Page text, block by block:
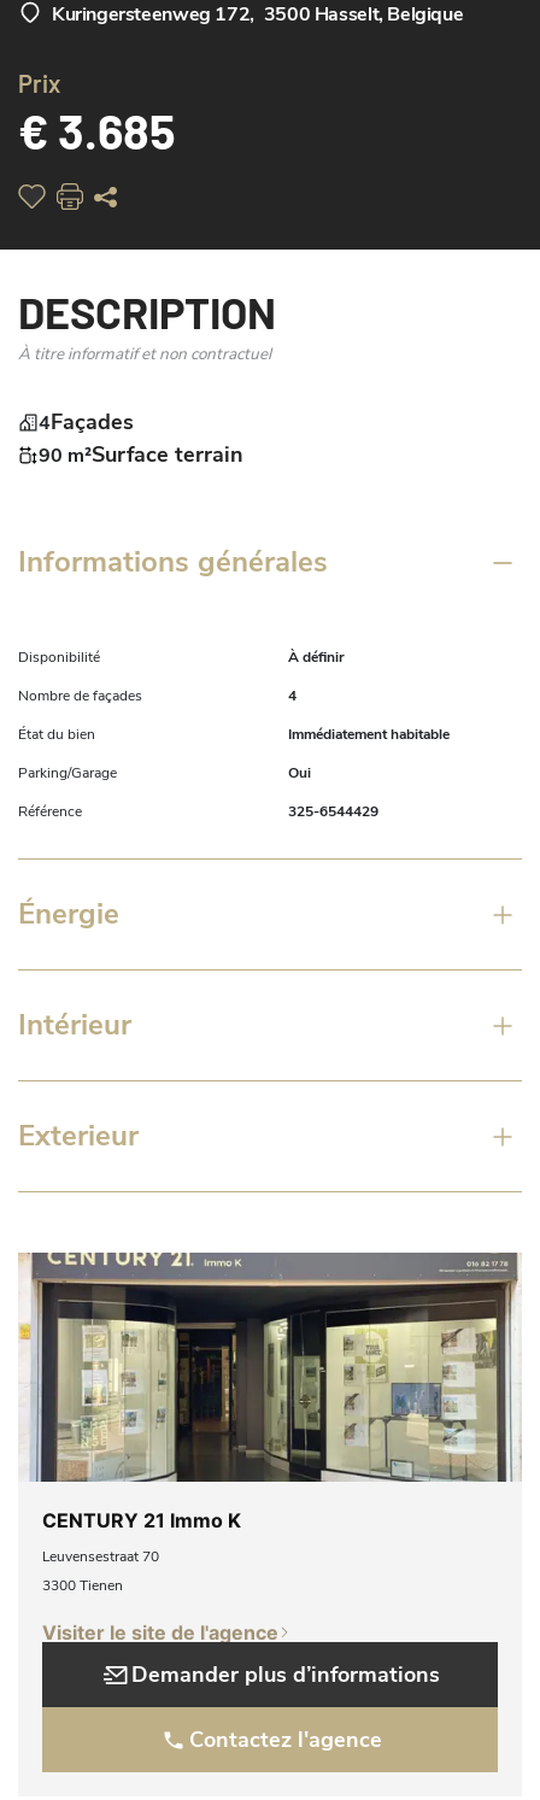
Kuringersteenweg 172, 3500 Hasselt, Belgique
Prix
€ 3.685
DESCRIPTION
À titre informatif et non contractuel
4Façades
90 m²Surface terrain
Informations générales
Disponibilité
À définir
Nombre de façades
4
État du bien
Immédiatement habitable
Parking/Garage
Oui
Référence
325-6544429
Énergie
Intérieur
Exterieur
CENTURY 21 Immo K
Leuvensestraat 70
3300 Tienen
Visiter le site de l'agence
Demander plus d’informations
Contactez l'agence